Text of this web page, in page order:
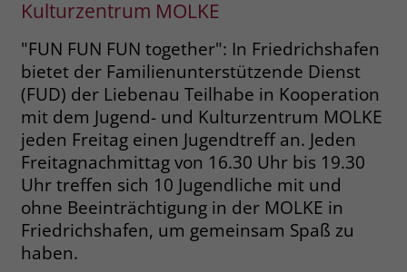
Kulturzentrum MOLKE
"FUN FUN FUN together": In Friedrichshafen
bietet der Familienunterstützende Dienst
(FUD) der Liebenau Teilhabe in Kooperation
mit dem Jugend- und Kulturzentrum MOLKE
jeden Freitag einen Jugendtreff an. Jeden
Freitagnachmittag von 16.30 Uhr bis 19.30
Uhr treffen sich 10 Jugendliche mit und
ohne Beeinträchtigung in der MOLKE in
Friedrichshafen, um gemeinsam Spaß zu
haben.
Anbieter .fonts.net
Laufzeit 30 Minuten
Zweck
This cookie, set by Cloudflare, is used to
support Cloudflare Bot Management.
Name JSessionID
Anbieter
Name _gcl_au
Anbieter Google Ads
Laufzeit 90 Tage
Zweck Enthält eine zufallsgenerierte User-ID.
Name _gcl_aw
Anbieter